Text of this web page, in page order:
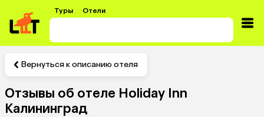
Туры Отели
Вернуться к описанию отеля
Отзывы об отеле Holiday Inn
Калининград